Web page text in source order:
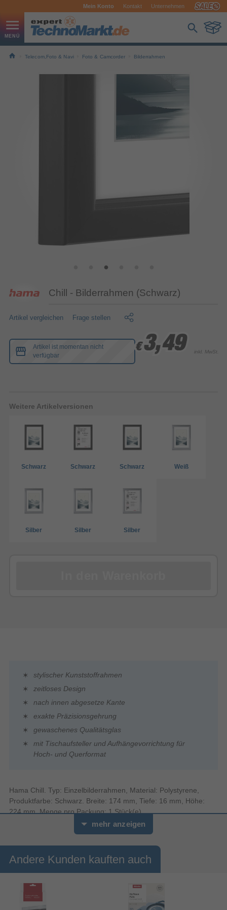
Mein Konto Kontakt Unternehmen
Telecom,Foto & Navi Foto & Camcorder Bilderrahmen
Chill - Bilderrahmen (Schwarz)
Artikel vergleichen Frage stellen
Artikel ist momentan nicht
verfügbar
€ 3,49
€ 3,49
€ 3,49 inkl. MwSt.
Weitere Artikelversionen
Schwarz Schwarz Schwarz Weiß
Silber Silber Silber
stylischer Kunststoffrahmen
zeitloses Design
nach innen abgesetze Kante
exakte Präzisionsgehrung
gewaschenes Qualitätsglas
mit Tischaufsteller und Aufhängevorrichtung für
Hoch- und Querformat
Hama Chill. Typ: Einzelbilderrahmen, Material: Polystyrene,
Produktfarbe: Schwarz. Breite: 174 mm, Tiefe: 16 mm, Höhe:
224 mm. Menge pro Packung: 1 Stück(e)
mehr anzeigen
Andere Kunden kauften auch